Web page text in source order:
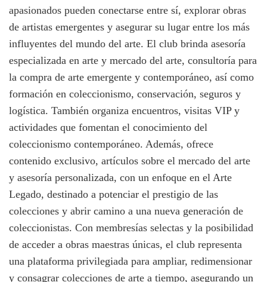
apasionados pueden conectarse entre sí, explorar obras
de artistas emergentes y asegurar su lugar entre los más
influyentes del mundo del arte. El club brinda asesoría
especializada en arte y mercado del arte, consultoría para
la compra de arte emergente y contemporáneo, así como
formación en coleccionismo, conservación, seguros y
logística. También organiza encuentros, visitas VIP y
actividades que fomentan el conocimiento del
coleccionismo contemporáneo. Además, ofrece
contenido exclusivo, artículos sobre el mercado del arte
y asesoría personalizada, con un enfoque en el Arte
Legado, destinado a potenciar el prestigio de las
colecciones y abrir camino a una nueva generación de
coleccionistas. Con membresías selectas y la posibilidad
de acceder a obras maestras únicas, el club representa
una plataforma privilegiada para ampliar, redimensionar
y consagrar colecciones de arte a tiempo, asegurando un